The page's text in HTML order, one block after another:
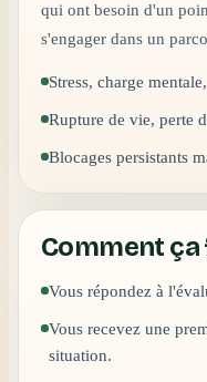
qui ont besoin d'un
s'engager dans un
Stress, charge
Rupture de vie, perte
Blocages persistants
Comment
Vous répondez à
Vous recevez une
situation.